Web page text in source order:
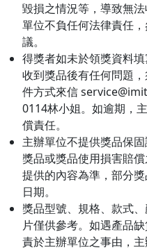
毀損之情況等，導致無
單位不負任何法律責任
議。
得獎者如未於領獎資料
收到獎品後有任何問題
件方式來信
0114林小姐。如逾期，
償責任。
主辦單位不提供獎品保
獎品或獎品使用損害賠
提供的內容為準，部分
日期。
獎品型號、規格、款式
片僅供參考。如遇產品
責於主辦單位之事由，